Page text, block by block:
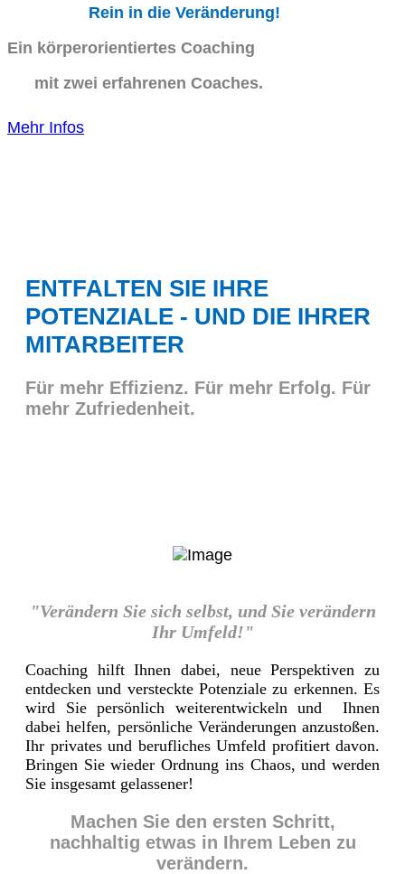
Rein in die Veränderung!
Ein körperorientiertes Coaching
mit zwei erfahrenen Coaches.
Mehr Infos
ENTFALTEN SIE IHRE
POTENZIALE - UND DIE IHRER
MITARBEITER
Für mehr Effizienz. Für mehr Erfolg. Für
mehr Zufriedenheit.
"Verändern Sie sich selbst, und Sie verändern
Ihr Umfeld!"
Coaching hilft Ihnen dabei, neue Perspektiven zu
entdecken und versteckte Potenziale zu erkennen. Es
wird Sie persönlich weiterentwickeln und Ihnen
dabei helfen, persönliche Veränderungen anzustoßen.
Ihr privates und berufliches Umfeld profitiert davon.
Bringen Sie wieder Ordnung ins Chaos, und werden
Sie insgesamt gelassener!
Machen Sie den ersten Schritt,
nachhaltig etwas in Ihrem Leben zu
verändern.